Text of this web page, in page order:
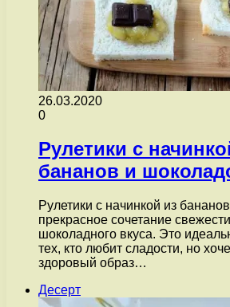
26.03.2020
0
Рулетики с
бананов и
Рулетики с начинкой из
прекрасное сочетание
шоколадного вкуса. Это
тех, кто любит сладости, но
здоровый образ…
Десерт